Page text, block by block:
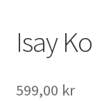
Isay
599,00 kr